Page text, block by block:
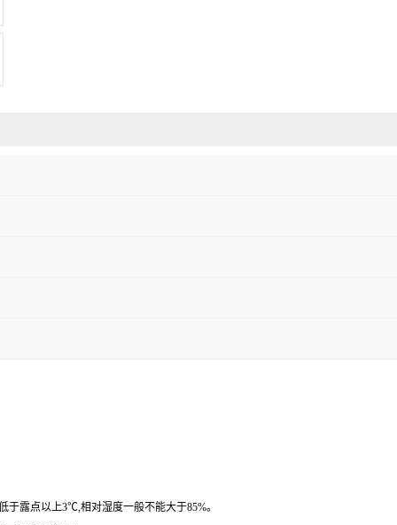
于露点以上3℃,相对湿度一般不能大于85%。